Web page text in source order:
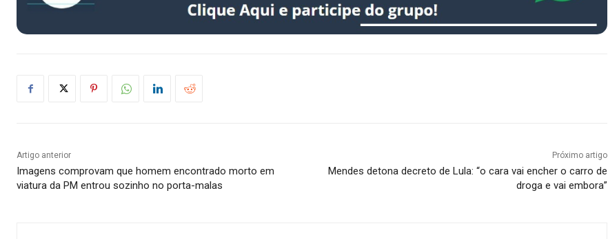
Artigo anterior
Imagens comprovam que homem encontrado morto em
viatura da PM entrou sozinho no porta-malas
Próximo artigo
Mendes detona decreto de Lula: “o cara vai encher o carro de
droga e vai embora”